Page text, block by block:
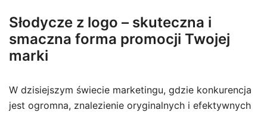
Słodycze z logo – skuteczna i
smaczna forma promocji Twojej
marki
W dzisiejszym świecie marketingu, gdzie konkurencja
jest ogromna, znalezienie oryginalnych i efektywnych